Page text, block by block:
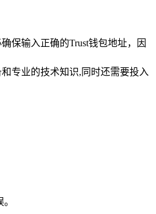
保输入正确的Trust钱包地址，因
专业的技术知识,同时还需要投入